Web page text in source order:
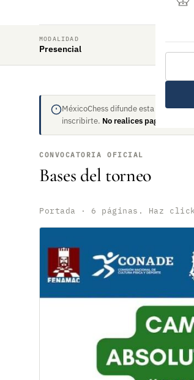
MODALIDAD
Presencial
MéxicoChess difunde esta
inscribirte. No realices pagos sin
CONVOCATORIA OFICIAL
Bases del torneo
Portada · 6 páginas. Haz